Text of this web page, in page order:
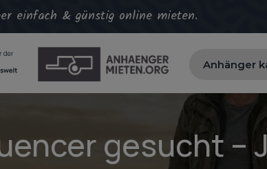
einfach & günstig online mieten.
Anhänger
gesucht –